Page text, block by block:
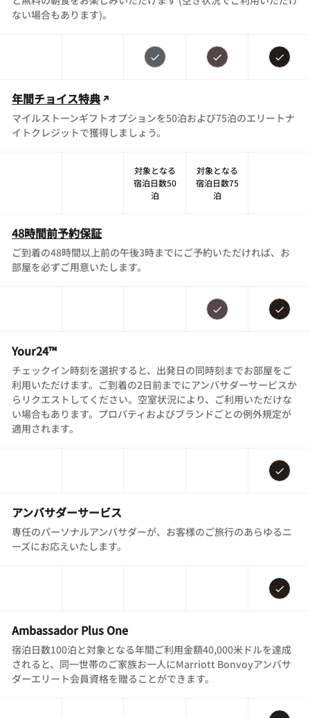
ない場合もあります)。
年間チョイス特典
マイルストーンギフトオプションを50泊および75泊のエリートナ
イトクレジットで獲得しましょう。
対象となる
宿泊日数50
泊
対象となる
宿泊日数75
泊
48時間前予約保証
ご到着の48時間以上前の午後3時までにご予約いただければ、お
部屋を必ずご用意いたします。
Your24™
チェックイン時刻を選択すると、出発日の同時刻までお部屋をご
利用いただけます。ご到着の2日前までにアンバサダーサービスか
らリクエストしてください。空室状況により、ご利用いただけな
い場合もあります。プロパティおよびブランドごとの例外規定が
適用されます。
アンバサダーサービス
専任のパーソナルアンバサダーが、お客様のご旅行のあらゆるニ
ーズにお応えいたします。
Ambassador Plus One
宿泊日数100泊と対象となる年間ご利用金額40,000米ドルを達成
されると、同一世帯のご家族お一人にMarriott Bonvoyアンバサ
ダーエリート会員資格を贈ることができます。